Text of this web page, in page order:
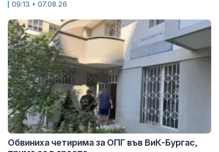
09:13 • 07.08.26
Обвиниха четирима за ОПГ във ВиК-Бургас,